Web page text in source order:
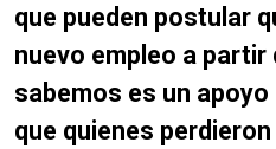
que pueden postular
nuevo empleo a partir
sabemos es un
que quienes